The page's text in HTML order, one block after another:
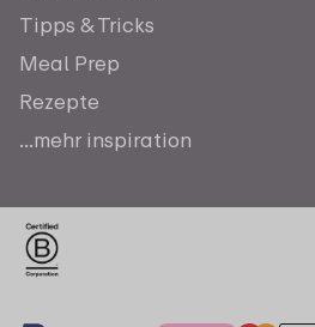
Tipps & Tricks
Meal Prep
Rezepte
...mehr inspiration